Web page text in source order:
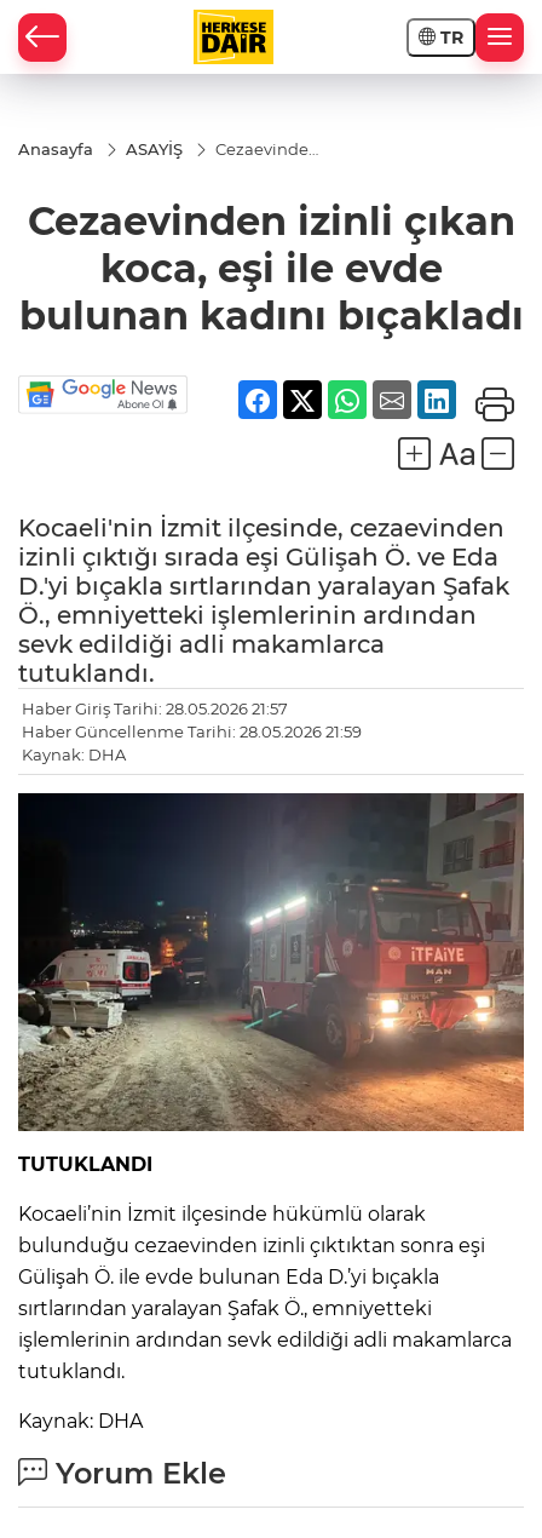
TR
Anasayfa ASAYİŞ
Cezaevinden
evde
bulunan
bıçakladı
Cezaevinden izinli çıkan
koca, eşi ile evde
bulunan kadını bıçakladı
Kocaeli'nin İzmit ilçesinde, cezaevinden
izinli çıktığı sırada eşi Gülişah Ö. ve Eda
D.'yi bıçakla sırtlarından yaralayan Şafak
Ö., emniyetteki işlemlerinin ardından
sevk edildiği adli makamlarca
tutuklandı.
Haber Giriş Tarihi: 28.05.2026 21:57
Haber Güncellenme Tarihi: 28.05.2026 21:59
Kaynak: DHA
TUTUKLANDI
Kocaeli’nin İzmit ilçesinde hükümlü olarak
bulunduğu cezaevinden izinli çıktıktan sonra eşi
Gülişah Ö. ile evde bulunan Eda D.’yi bıçakla
sırtlarından yaralayan Şafak Ö., emniyetteki
işlemlerinin ardından sevk edildiği adli makamlarca
tutuklandı.
Kaynak: DHA
Yorum Ekle